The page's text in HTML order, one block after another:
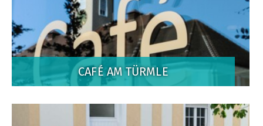
CAFÉ AM TÜRMLE